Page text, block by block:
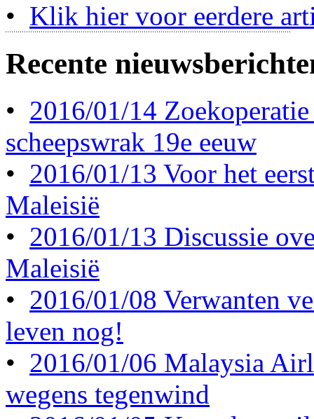
• Klik hier voor eerdere
Recente
• 2016/01/14
scheepswrak 19e eeuw
• 2016/01/13 Voor het
Maleisië
• 2016/01/13 Discussie
Maleisië
• 2016/01/08 Verwanten
leven nog!
• 2016/01/06 Malaysia
wegens tegenwind